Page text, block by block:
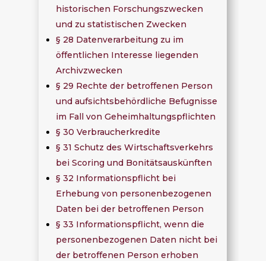
historischen Forschungszwecken
und zu statistischen Zwecken
§ 28 Datenverarbeitung zu im
öffentlichen Interesse liegenden
Archivzwecken
§ 29 Rechte der betroffenen Person
und aufsichtsbehördliche Befugnisse
im Fall von Geheimhaltungspflichten
§ 30 Verbraucherkredite
§ 31 Schutz des Wirtschaftsverkehrs
bei Scoring und Bonitätsauskünften
§ 32 Informationspflicht bei
Erhebung von personenbezogenen
Daten bei der betroffenen Person
§ 33 Informationspflicht, wenn die
personenbezogenen Daten nicht bei
der betroffenen Person erhoben